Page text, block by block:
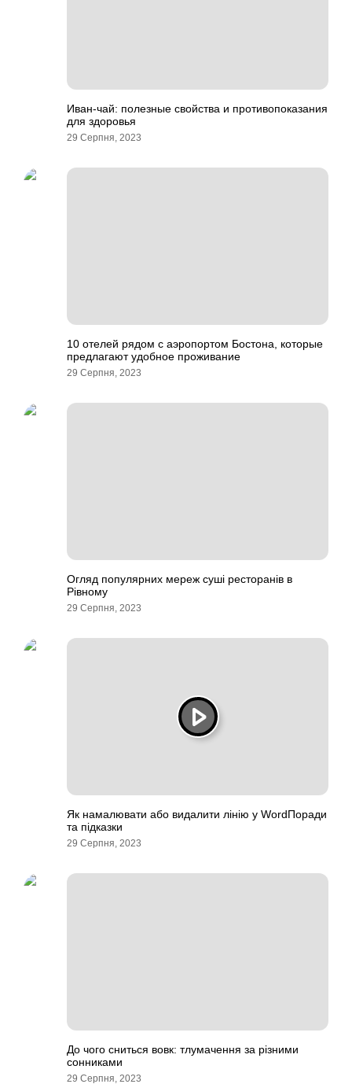
Иван-чай: полезные свойства и противопоказания
для здоровья
29 Серпня, 2023
10 отелей рядом с аэропортом Бостона, которые
предлагают удобное проживание
29 Серпня, 2023
Огляд популярних мереж суші ресторанів в
Рівному
29 Серпня, 2023
Як намалювати або видалити лінію у WordПоради
та підказки
29 Серпня, 2023
До чого сниться вовк: тлумачення за різними
сонниками
29 Серпня, 2023